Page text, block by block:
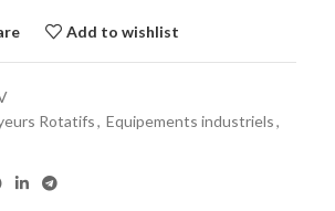
Add to wishlist
Rotatifs, Equipements industriels,